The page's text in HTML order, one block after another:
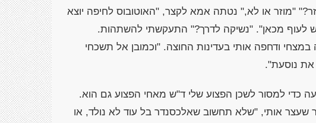
"מוזר או לא," נטתה אמא לקצר, "האוטובוס לחיפה יוצא
לעוף מכאן". "נשיקה לדרך?" התעקשתי להשתהות.
ודחפה אותי בעדינות החוצה. "וכמובן אל תשכחי
את נוסעת".
כדי למסור לשכן הפצוע שלי ד"ש מאחי הפצוע גם הוא.
שעצר אותי, "שלא תחשוב שאלכסנדר בל עוד לא נולד, או